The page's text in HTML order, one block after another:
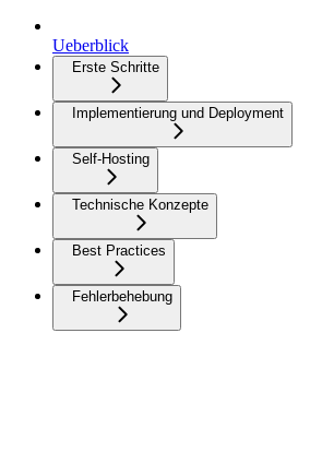
Ueberblick
Erste Schritte
Implementierung und Deployment
Self-Hosting
Technische Konzepte
Best Practices
Fehlerbehebung